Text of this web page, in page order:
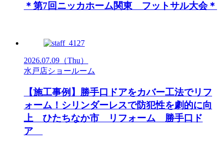
＊第7回ニッカホーム関東 フットサル大会＊
2026.07.09 （Thu）
水戸店ショールーム
【施工事例】勝手口ドアをカバー工法でリフ
ォーム！シリンダーレスで防犯性を劇的に向
上 ひたちなか市 リフォーム 勝手口ド
ア